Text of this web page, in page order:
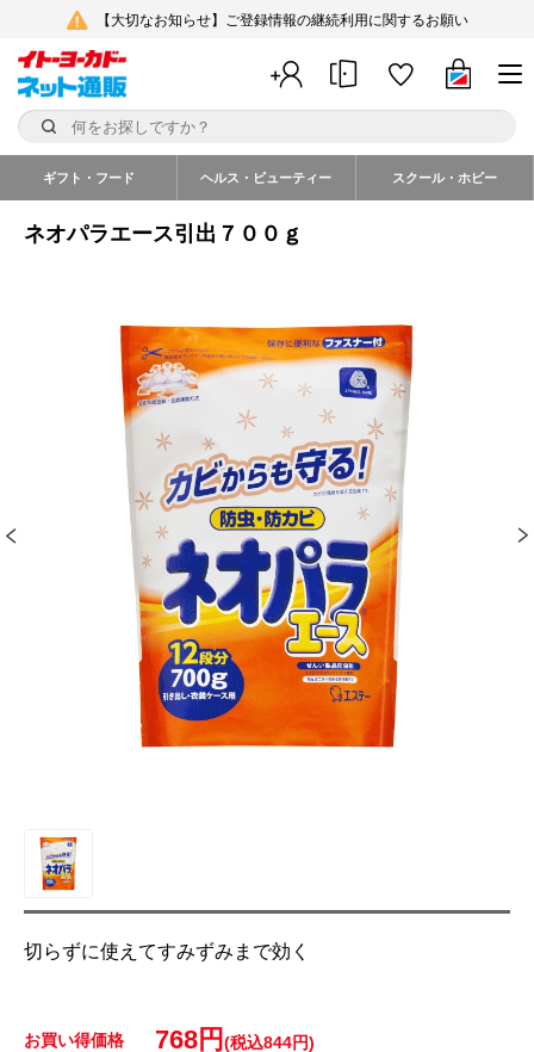
【大切なお知らせ】ご登録情報の継続利用に関するお願い
ギフト・フード ヘルス・ビューティー スクール・ホビー
ネオパラエース引出７００ｇ
切らずに使えてすみずみまで効く
お買い得価格 768円 (税込844円)